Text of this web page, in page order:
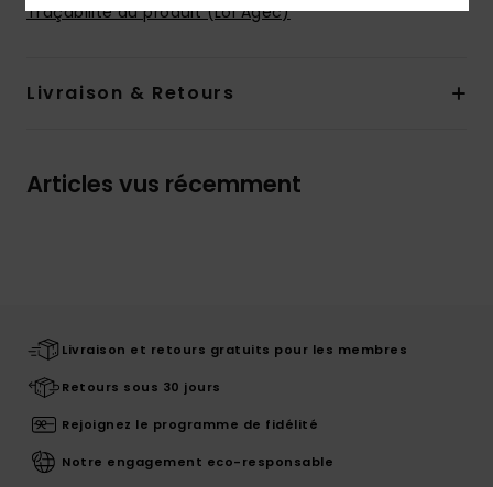
Traçabilité du produit (Loi Agec)
Livraison & Retours
Articles vus récemment
Livraison et retours gratuits pour les membres
Retours sous 30 jours
Rejoignez le programme de fidélité
Notre engagement eco-responsable